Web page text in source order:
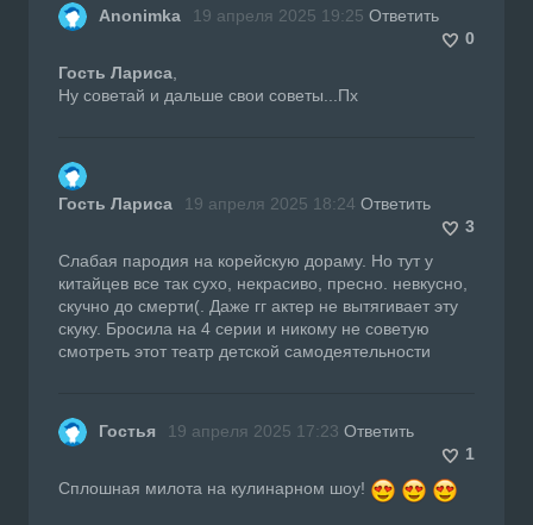
Anonimka 19 апреля 2025 19:25 Ответить
0
Гость Лариса
Ну советай и дальше свои советы...Пх
Гость Лариса 19 апреля 2025 18:24 Ответить
3
Слабая пародия на корейскую дораму. Но тут у
китайцев все так сухо, некрасиво, пресно. невкусно,
скучно до смерти(. Даже гг актер не вытягивает эту
скуку. Бросила на 4 серии и никому не советую
смотреть этот театр детской самодеятельности
Гостья 19 апреля 2025 17:23 Ответить
1
Сплошная милота на кулинарном шоу!